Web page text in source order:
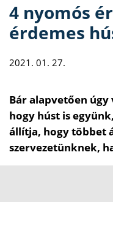
4 nyomós
érdemes
2021. 01. 27.
Bár alapvetően
hogy húst is
állítja, hogy többet
szervezetünknek,